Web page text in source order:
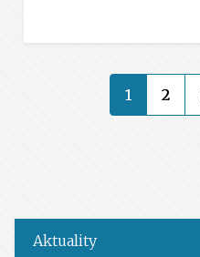
1 2
Aktuality